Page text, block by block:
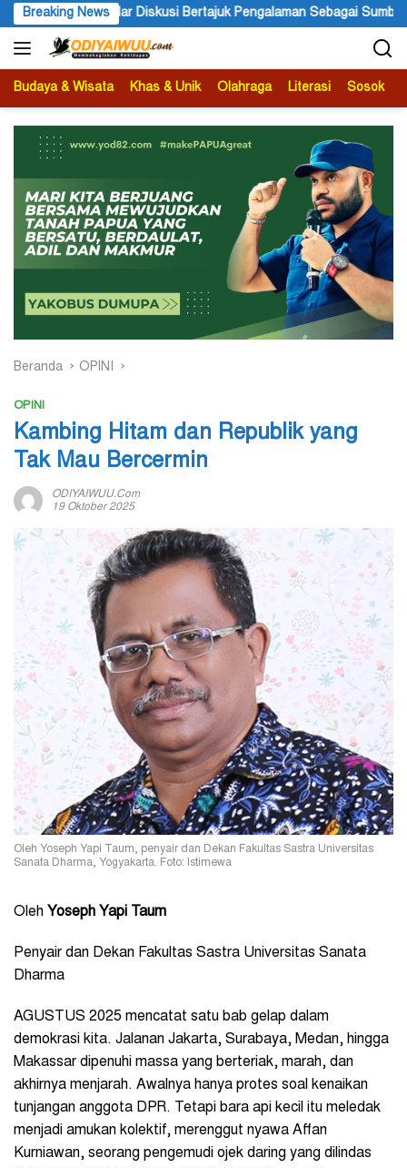
Langsung
ke
konten
Breaking NewsSebagai Sumber Pengetahuan Ketua APS
Budaya & Wisata Khas & Unik Olahraga Literasi Sosok
Beranda OPINI
OPINI
Kambing Hitam dan Republik yang
Tak Mau Bercermin
ODIYAIWUU.com
19 Oktober 2025
Oleh Yoseph Yapi Taum, penyair dan Dekan Fakultas Sastra Universitas
Sanata Dharma, Yogyakarta. Foto: Istimewa
Oleh Yoseph Yapi Taum
Penyair dan Dekan Fakultas Sastra Universitas Sanata
Dharma
AGUSTUS 2025 mencatat satu bab gelap dalam
demokrasi kita. Jalanan Jakarta, Surabaya, Medan, hingga
Makassar dipenuhi massa yang berteriak, marah, dan
akhirnya menjarah. Awalnya hanya protes soal kenaikan
tunjangan anggota DPR. Tetapi bara api kecil itu meledak
menjadi amukan kolektif, merenggut nyawa Affan
Kurniawan, seorang pengemudi ojek daring yang dilindas